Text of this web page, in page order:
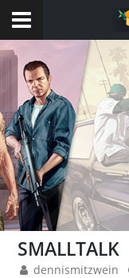
SMALLTALK
dennismitzwein